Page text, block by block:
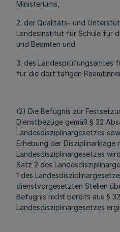
Ministeriums,
2. der Qualitäts- und
Landesinstitut für Schule für
und Beamten und
3. des Landesprüfungsamtes
für die dort tätigen
(2) Die Befugnis zur
Dienstbezüge gemäß § 32
Landesdisziplinargesetzes
Erhebung der Disziplinarklage
Landesdisziplinargesetzes
Satz 2 des
1 des
dienstvorgesetzten Stellen
Befugnis nicht bereits aus §
Landesdisziplinargesetzes